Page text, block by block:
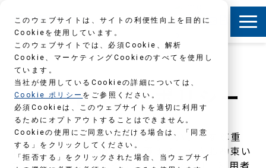
このウェブサイトは、サイトの利便性向上を目的に
Cookieを使用しています。
このウェブサイトでは、必須Cookie、解析
Cookie、マーケティングCookieのすべてを使用し
ています。
当社が使用しているCookieの詳細については、
Cookie ポリシー をご参照ください。
必須Cookieは、このウェブサイトを適切に利用す
るためにオプトアウトすることはできません。
Cookieの使用にご同意いただける場合は、「同意
する」をクリックしてください。
「拒否する」をクリックされた場合、当ウェブサイ
プライバシーポリシー
はじめに
マブチモーターは利用者のプライバシーを尊重
し、利用者の個人情報を保護することをお約束い